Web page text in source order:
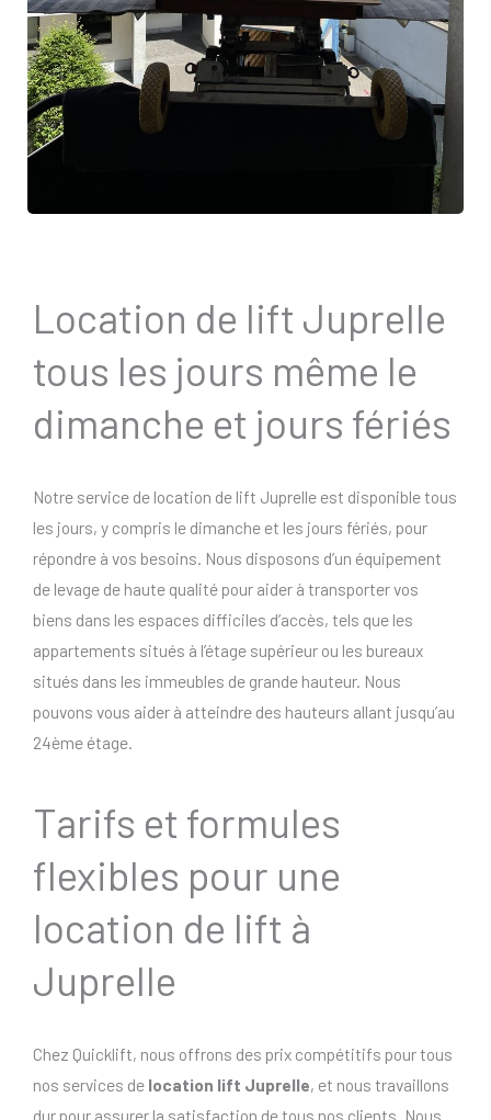
Location de lift Juprelle
tous les jours même le
dimanche et jours fériés
Notre service de location de lift Juprelle est disponible tous
les jours, y compris le dimanche et les jours fériés, pour
répondre à vos besoins. Nous disposons d’un équipement
de levage de haute qualité pour aider à transporter vos
biens dans les espaces difficiles d’accès, tels que les
appartements situés à l’étage supérieur ou les bureaux
situés dans les immeubles de grande hauteur. Nous
pouvons vous aider à atteindre des hauteurs allant jusqu’au
24ème étage.
Tarifs et formules
flexibles pour une
location de lift à
Juprelle
Chez Quicklift, nous offrons des prix compétitifs pour tous
nos services de location lift Juprelle, et nous travaillons
dur pour assurer la satisfaction de tous nos clients. Nous